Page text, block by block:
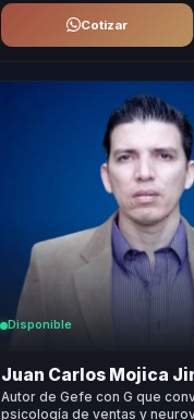
Cotizar
Disponible
Juan Carlos Mojica
Autor de Gefe con G que
psicología de ventas y